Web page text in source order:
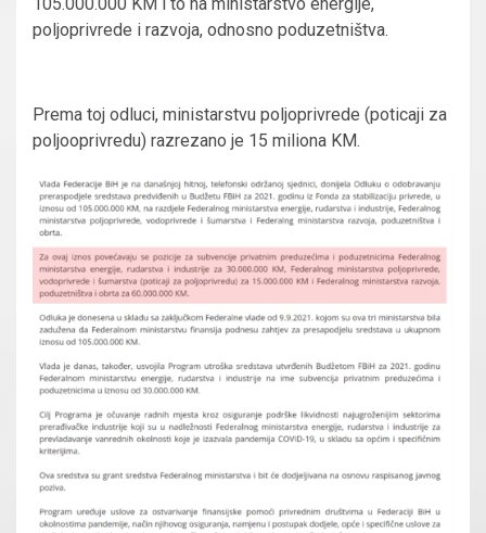
poljoprivrede i razvoja, odnosno poduzetništva.
Prema toj odluci, ministarstvu poljoprivrede (poticaji za
poljooprivredu) razrezano je 15 miliona KM.